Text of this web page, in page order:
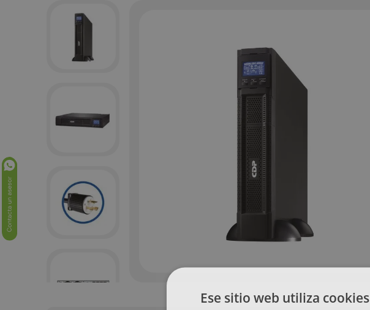
Ese sitio web utiliza cookies